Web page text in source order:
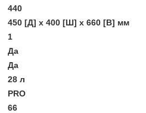
440
450 [Д] x 400 [Ш] x 660 [В] мм
1
Да
Да
28 л
PRO
66